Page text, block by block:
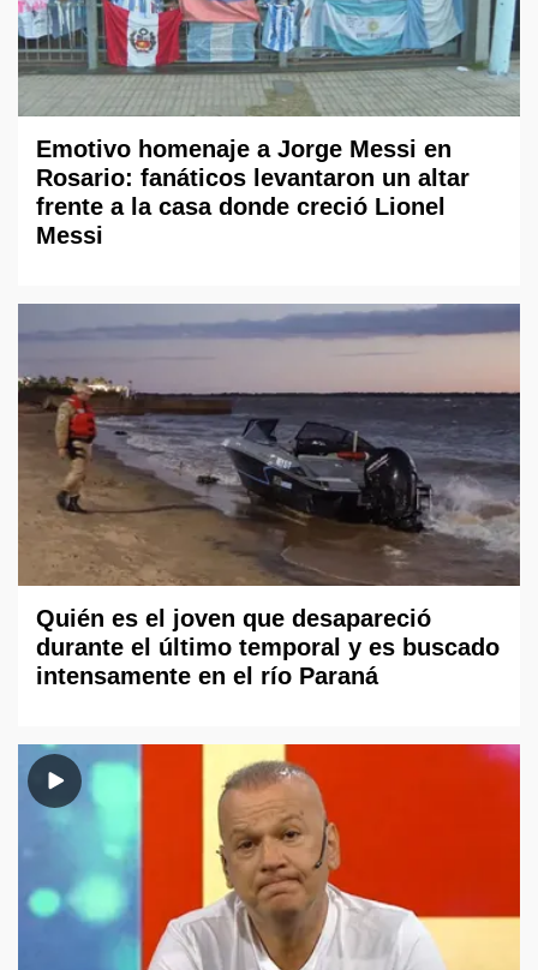
Emotivo homenaje a Jorge Messi en
Rosario: fanáticos levantaron un altar
frente a la casa donde creció Lionel
Messi
Quién es el joven que desapareció
durante el último temporal y es buscado
intensamente en el río Paraná